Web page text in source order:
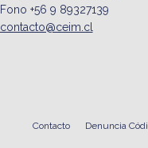
Fono +56 9 89327139
contacto@ceim.cl
Contacto Denuncia